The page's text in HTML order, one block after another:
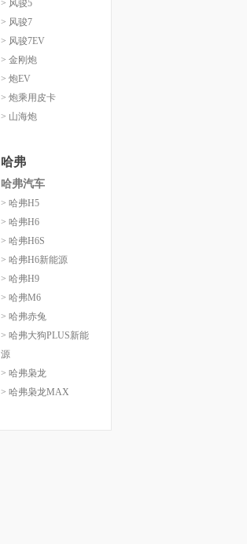
> 风骏5
> 风骏7
> 风骏7EV
> 金刚炮
> 炮EV
> 炮乘用皮卡
> 山海炮
哈弗
哈弗汽车
> 哈弗H5
> 哈弗H6
> 哈弗H6S
> 哈弗H6新能源
> 哈弗H9
> 哈弗M6
> 哈弗赤兔
> 哈弗大狗PLUS新能
源
> 哈弗枭龙
> 哈弗枭龙MAX